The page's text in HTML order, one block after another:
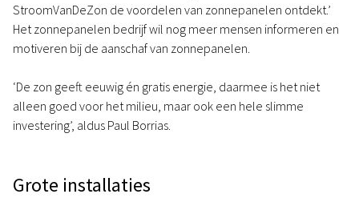
StroomVanDeZon de voordelen van zonnepanelen ontdekt.’
Het zonnepanelen bedrijf wil nog meer mensen informeren en
motiveren bij de aanschaf van zonnepanelen.
‘De zon geeft eeuwig én gratis energie, daarmee is het niet
alleen goed voor het milieu, maar ook een hele slimme
investering’, aldus Paul Borrias.
Grote installaties